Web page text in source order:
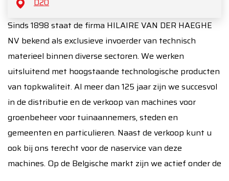
Sinds 1898 staat de firma HILAIRE VAN DER HAEGHE
NV bekend als exclusieve invoerder van technisch
materieel binnen diverse sectoren. We werken
uitsluitend met hoogstaande technologische producten
van topkwaliteit. Al meer dan 125 jaar zijn we succesvol
in de distributie en de verkoop van machines voor
groenbeheer voor tuinaannemers, steden en
gemeenten en particulieren. Naast de verkoop kunt u
ook bij ons terecht voor de naservice van deze
machines. Op de Belgische markt zijn we actief onder de